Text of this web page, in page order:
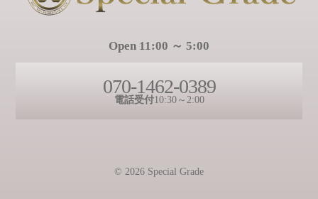
Open 11:00 ～ 5:00
070-1462-0389
電話受付10:30～2:00
© 2026 Special Grade